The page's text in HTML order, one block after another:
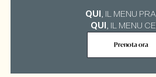
QUI
, IL MENU
QUI
, IL MENU
Prenota ora